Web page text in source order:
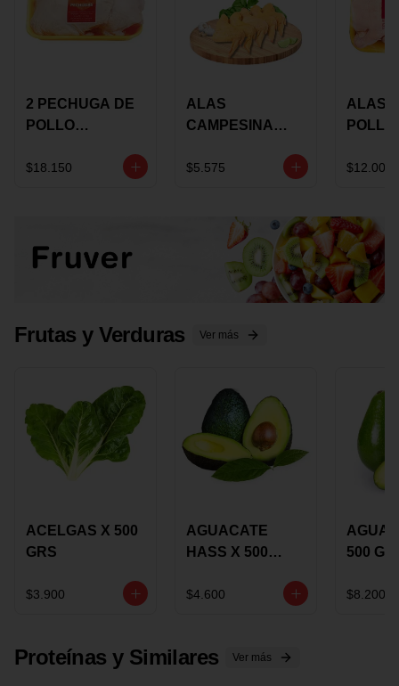
2 PECHUGA DE
POLLO
MARINADA X
$18.150
ALAS
CAMPESINA
COSTILLAR A
$5.575
ALAS
POLLO
$12.000
Frutas y Verduras Ver más
ACELGAS X 500
GRS
$3.900
AGUACATE
HASS X 500
$4.600
500
$8.200
Proteínas y Similares Ver más